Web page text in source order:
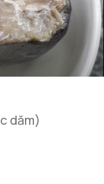
dăm)